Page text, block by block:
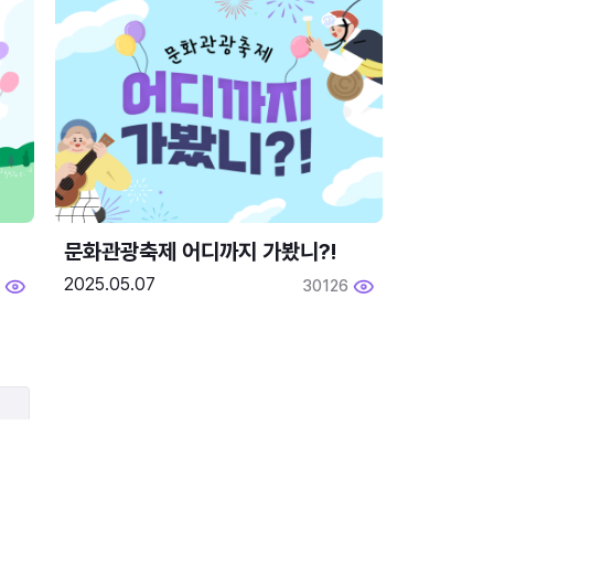
문화관광축제 어디까지 가봤니?!
2025.05.07 30126